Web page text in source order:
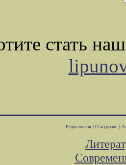
стать
Редколлегия| О журнале|